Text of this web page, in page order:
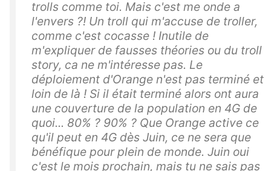
trolls comme toi. Mais c'est me onde a
l'envers ?! Un troll qui m'accuse de troller,
comme c'est cocasse ! Inutile de
m'expliquer de fausses théories ou du troll
story, ca ne m'intéresse pas. Le
déploiement d'Orange n'est pas terminé et
loin de là ! Si il était terminé alors ont aura
une couverture de la population en 4G de
quoi... 80% ? 90% ? Que Orange active ce
qu'il peut en 4G dès Juin, ce ne sera que
bénéfique pour plein de monde. Juin oui
c'est le mois prochain, mais tu ne sais pas